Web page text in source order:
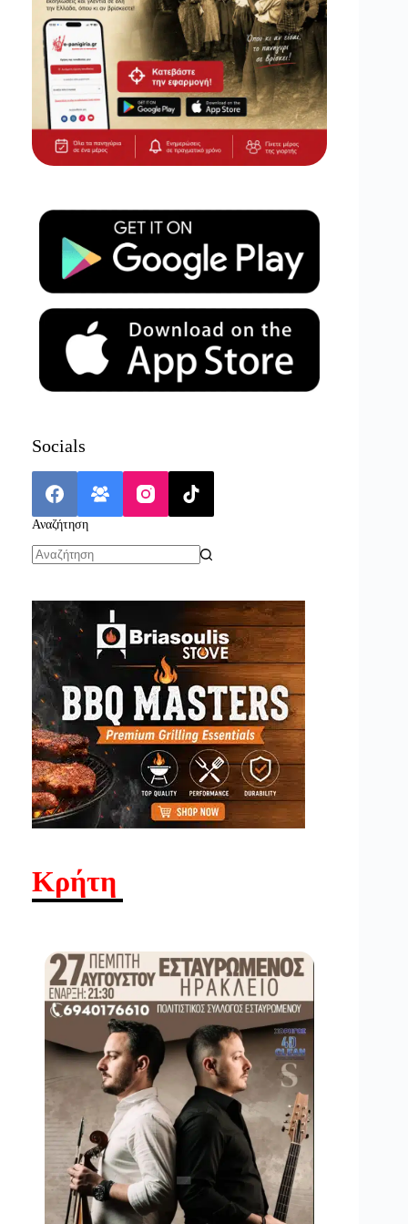
Socials
Αναζήτηση
Κρήτη